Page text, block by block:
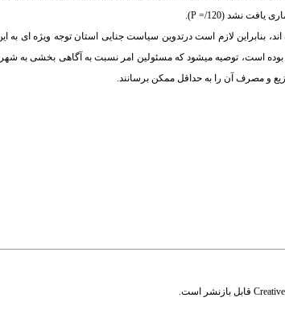
یافت نشد (120/
P =
).
بنابراین لازم است درتدوین سیاست جنایی استان توجه ویژه ای به
است، توصیه می‏شود که مسئولین امر نسبت به آگاهی بخشی به
و مصرف آن را به حداقل ممکن برسانند.
قابل بازنشر است.